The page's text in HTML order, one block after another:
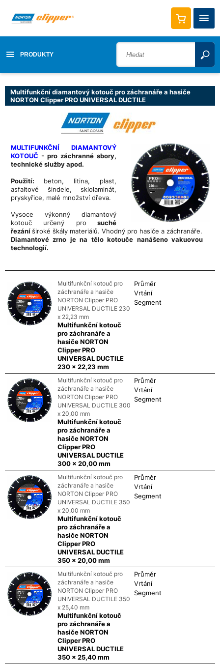
PRODUKTY
Multifunkční diamantový kotouč pro záchranáře a hasiče
NORTON Clipper PRO UNIVERSAL DUCTILE
MULTIFUNKČNÍ DIAMANTOVÝ
KOTOUČ - pro záchranné sbory,
technické služby apod.
Použití: beton, litina, plast,
asfaltové šindele, sklolaminát,
pryskyřice, malé množství dřeva.
Vysoce výkonný diamantový
kotouč určený pro suché
řezáníširoké škály materiálů. Vhodný pro hasiče a záchranáře.
Diamantové zrno je na tělo kotouče nanášeno vakuovou
technologií.
Multifunkční kotouč pro
záchranáře a hasiče
NORTON Clipper PRO
UNIVERSAL DUCTILE 230
x 22,23 mm
Multifunkční kotouč
pro záchranáře a
hasiče NORTON
Clipper PRO
UNIVERSAL DUCTILE
230 x 22,23 mm
Průměr
Vrtání
Segment
Multifunkční kotouč pro
záchranáře a hasiče
NORTON Clipper PRO
UNIVERSAL DUCTILE 300
x 20,00 mm
Multifunkční kotouč
pro záchranáře a
hasiče NORTON
Clipper PRO
UNIVERSAL DUCTILE
300 x 20,00 mm
Průměr
Vrtání
Segment
Multifunkční kotouč pro
záchranáře a hasiče
NORTON Clipper PRO
UNIVERSAL DUCTILE 350
x 20,00 mm
Multifunkční kotouč
pro záchranáře a
hasiče NORTON
Clipper PRO
UNIVERSAL DUCTILE
350 x 20,00 mm
Průměr
Vrtání
Segment
Multifunkční kotouč pro
záchranáře a hasiče
NORTON Clipper PRO
UNIVERSAL DUCTILE 350
x 25,40 mm
Multifunkční kotouč
pro záchranáře a
hasiče NORTON
Clipper PRO
UNIVERSAL DUCTILE
350 x 25,40 mm
Průměr
Vrtání
Segment